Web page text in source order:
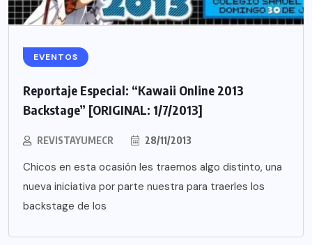
EVENTOS
Reportaje Especial: “Kawaii Online 2013
Backstage” [ORIGINAL: 1/7/2013]
REVISTAYUMECR 28/11/2013
Chicos en esta ocasión les traemos algo distinto, una
nueva iniciativa por parte nuestra para traerles los
backstage de los